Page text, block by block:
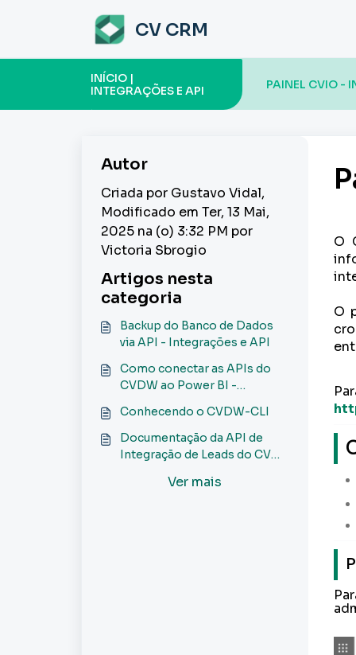
CV CRM
PAINEL CVIO -
INÍCIO |
INTEGRAÇÕES E API
Autor
Criada por Gustavo Vidal,
Modificado em Ter, 13 Mai,
2025 na (o) 3:32 PM por
Victoria Sbrogio
Artigos nesta
categoria
Backup do Banco de Dados
via API - Integrações e API
Como conectar as APIs do
CVDW ao Power BI -
Conhecendo o CVDW-CLI
Documentação da API de
Integração de Leads do CV
Ver mais
O
O